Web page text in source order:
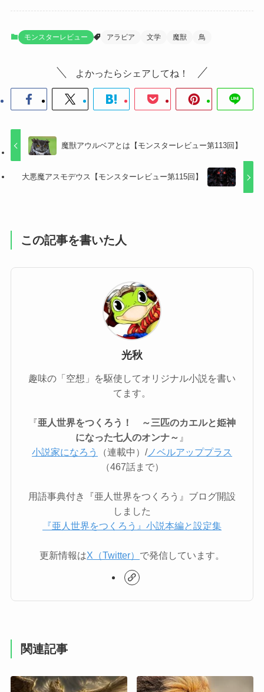
モンスターレビュー アラビア 文学 魔獣 鳥
よかったらシェアしてね！
魔獣アウルベアとは【モンスターレビュー第113回】
大悪魔アスモデウス【モンスターレビュー第115回】
この記事を書いた人
光秋
趣味の「空想」を駆使してオリジナル小説を書い
てます。
『亜人世界をつくろう！ ～三匹のカエルと姫神
になった七人のオンナ～ 』
小説家になろう
（連載中）/ノベルアッププラス
（467話まで）
用語事典付き『亜人世界をつくろう』ブログ開設
しました
『亜人世界をつくろう』小説本編と設定集
更新情報はX（Twitter） で発信しています。
関連記事